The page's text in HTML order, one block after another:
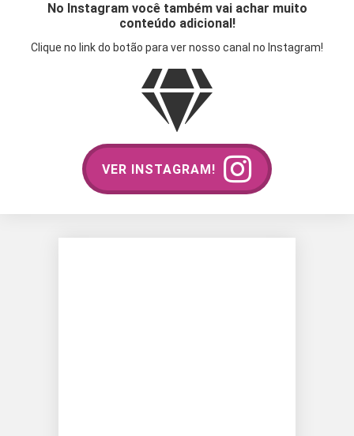
No Instagram você também vai achar muito
conteúdo adicional!
Clique no link do botão para ver nosso canal no Instagram!
VER INSTAGRAM!